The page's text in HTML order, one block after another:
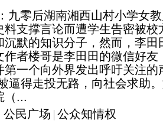
九零后湖南湘西山村小学女
料支撑言论而遭学生告密被
沉默的知识分子，然而，李
者楼哥是李田田的微信好
第一个向外界发出呼吁关注
逼得走投无路，向社会求助
（...
公民广场 公众知情权